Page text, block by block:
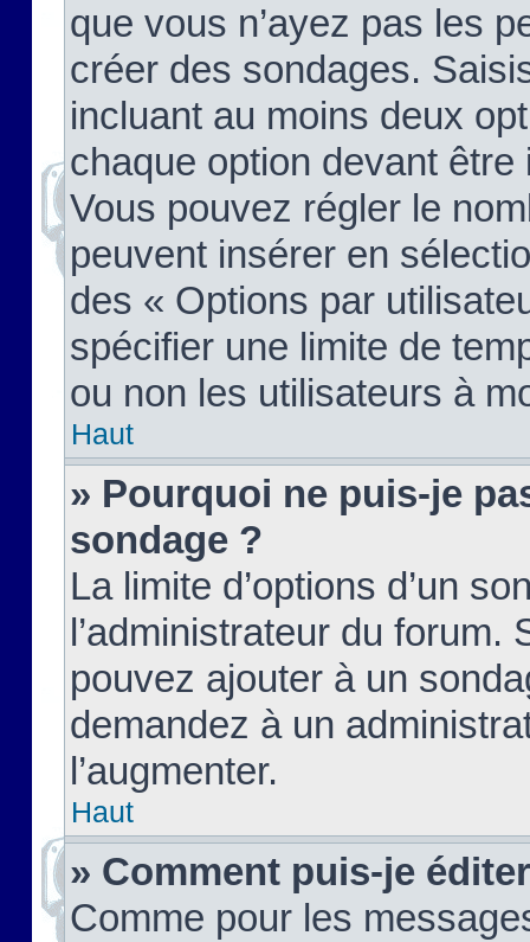
que vous n’ayez pas les
créer des sondages.
incluant au moins deux
chaque option devant
Vous pouvez régler le
peuvent insérer en
des « Options par
spécifier une limite de
ou non les utilisateurs à
Haut
» Pourquoi ne puis-je
sondage ?
La limite d’options d’un
l’administrateur du forum.
pouvez ajouter à un
demandez à un
l’augmenter.
Haut
» Comment puis-je
Comme pour les